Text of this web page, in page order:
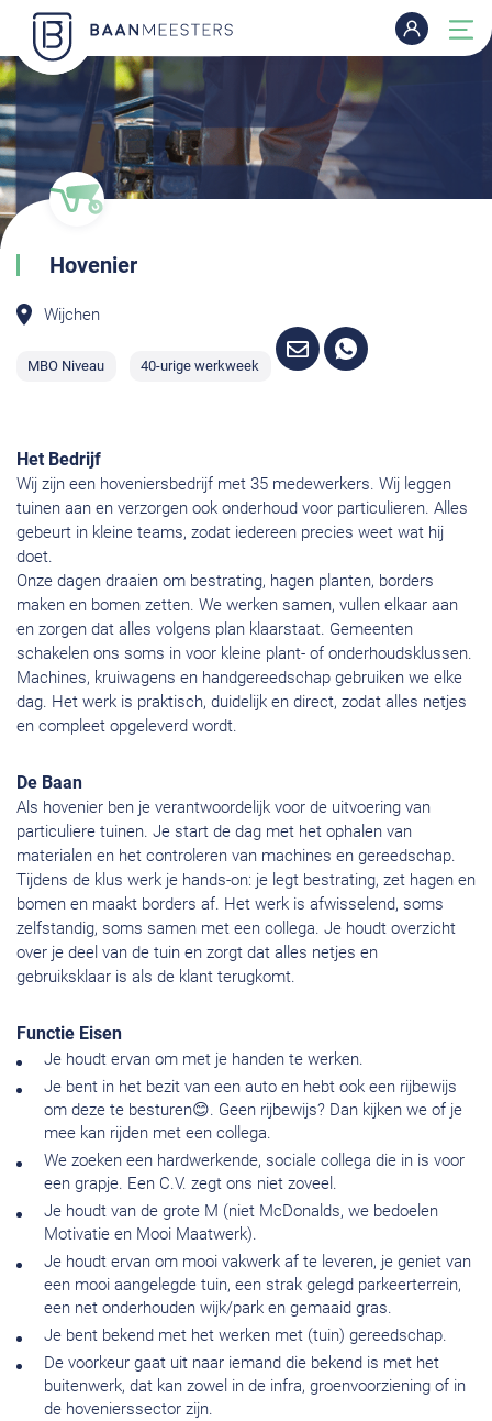
Hovenier
Wijchen
MBO Niveau 40-urige werkweek
Het Bedrijf
Wij zijn een hoveniersbedrijf met 35 medewerkers. Wij leggen
tuinen aan en verzorgen ook onderhoud voor particulieren. Alles
gebeurt in kleine teams, zodat iedereen precies weet wat hij
doet.
Onze dagen draaien om bestrating, hagen planten, borders
maken en bomen zetten. We werken samen, vullen elkaar aan
en zorgen dat alles volgens plan klaarstaat. Gemeenten
schakelen ons soms in voor kleine plant- of onderhoudsklussen.
Machines, kruiwagens en handgereedschap gebruiken we elke
dag. Het werk is praktisch, duidelijk en direct, zodat alles netjes
en compleet opgeleverd wordt.
De Baan
Als hovenier ben je verantwoordelijk voor de uitvoering van
particuliere tuinen. Je start de dag met het ophalen van
materialen en het controleren van machines en gereedschap.
Tijdens de klus werk je hands-on: je legt bestrating, zet hagen en
bomen en maakt borders af. Het werk is afwisselend, soms
zelfstandig, soms samen met een collega. Je houdt overzicht
over je deel van de tuin en zorgt dat alles netjes en
gebruiksklaar is als de klant terugkomt.
Functie Eisen
Je houdt ervan om met je handen te werken.
Je bent in het bezit van een auto en hebt ook een rijbewijs
om deze te besturen😊. Geen rijbewijs? Dan kijken we of je
mee kan rijden met een collega.
We zoeken een hardwerkende, sociale collega die in is voor
een grapje. Een C.V. zegt ons niet zoveel.
Je houdt van de grote M (niet McDonalds, we bedoelen
Motivatie en Mooi Maatwerk).
Je houdt ervan om mooi vakwerk af te leveren, je geniet van
een mooi aangelegde tuin, een strak gelegd parkeerterrein,
een net onderhouden wijk/park en gemaaid gras.
Je bent bekend met het werken met (tuin) gereedschap.
De voorkeur gaat uit naar iemand die bekend is met het
buitenwerk, dat kan zowel in de infra, groenvoorziening of in
de hovenierssector zijn.